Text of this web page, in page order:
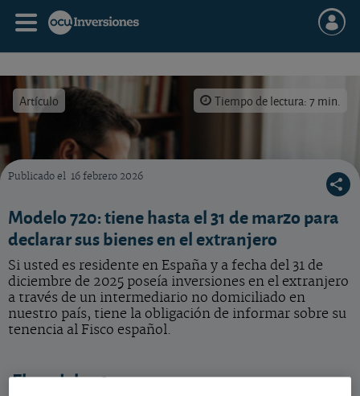
Artículo Tiempo de lectura: 7 min.
Publicado el 16 febrero 2026
Modelo 720: tiene hasta el 31 de marzo para
declarar sus bienes en el extranjero
Si usted es residente en España y a fecha del 31 de
diciembre de 2025 poseía inversiones en el extranjero
a través de un intermediario no domiciliado en
nuestro país, tiene la obligación de informar sobre su
tenencia al Fisco español.
El modelo 720